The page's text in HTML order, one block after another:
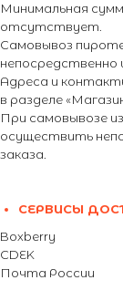
Минимальная
отсутствует.
Самовывоз
непосредственно
Адреса и
в разделе
При самовывозе
осуществить
заказа.
СЕРВИСЫ
Boxberry
CDEK
Почта России